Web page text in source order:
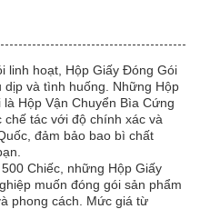
linh hoạt, Hộp Giấy Đóng Gói
và tình huống. Những Hộp
Hộp Vận Chuyển Bìa Cứng
tác với độ chính xác và
đảm bảo bao bì chất
Chiếc, những Hộp Giấy
muốn đóng gói sản phẩm
phong cách. Mức giá từ